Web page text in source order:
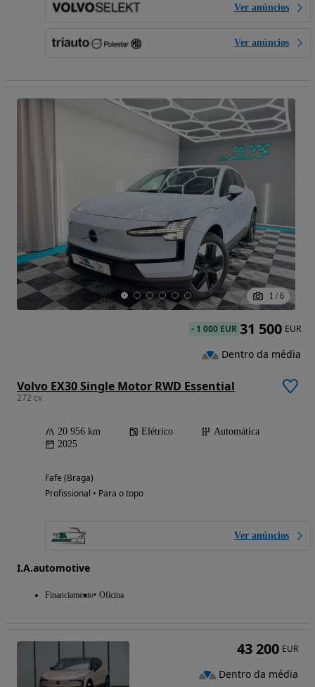
Ver anúncios
Ver anúncios
1 / 6
Volvo EX30 Single Motor RWD Essential
272 cv
20 956 km Elétrico
Automática
2025
Fafe (Braga)
Profissional • Para o topo
Ver anúncios
I.A.automotive
Financiamento Oficina
- 1 000 EUR 31 500 EUR
Dentro da média
43 200 EUR
Dentro da média